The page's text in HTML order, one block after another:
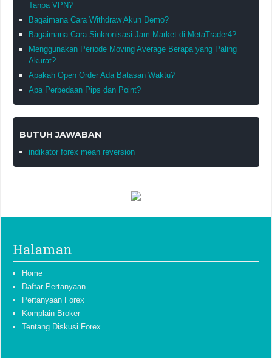
Tanpa VPN?
Bagaimana Cara Withdraw Akun Demo?
Bagaimana Cara Sinkronisasi Jam Market di MetaTrader4?
Menggunakan Periode Moving Average Berapa yang Paling
Akurat?
Apakah Open Order Ada Batasan Waktu?
Apa Perbedaan Pips dan Point?
BUTUH JAWABAN
indikator forex mean reversion
Halaman
Home
Daftar Pertanyaan
Pertanyaan Forex
Komplain Broker
Tentang Diskusi Forex